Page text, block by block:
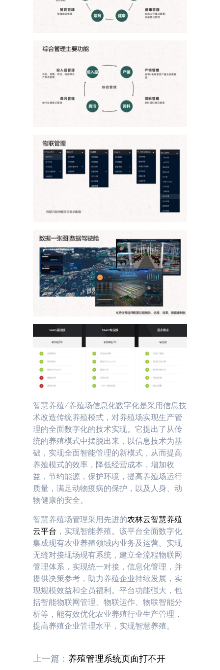
智慧养殖/养殖场信息化数字化是采用信息技
术改造传统养殖模式，对养殖场实现生产管
理的全面数字化的技术实现。它提出了从传
统的养殖模式中摆脱出来，以信息技术为基
础，实现全面智能管理的新模式，从而提高
养殖模式的效率，降低经营成本，增加收
益，节约能源，保护环境，提高养殖场运行
质量，满足动物疫病的保护，以及人身、动
物健康的安全。
智慧养殖场管理采用先进的农林云智慧养殖
云平台 ，实现智能养殖。该平台全面数字化
集成现有农业养殖领域内业务及运营。实现
无缝对接现场现有系统，建立全流程物联网
管理体系，实现统一对接，信息化管理，并
提供决策参考，助力养殖企业持续发展，实
现规模效益和全员福利。平台功能强大，包
括智能物联网管理、物联运作、物联智能分
析等，能有效优化农业养殖行业生产管理，
提高养殖企业管理水平，实现智慧养殖。
上一篇： 养殖管理系统页面打不开